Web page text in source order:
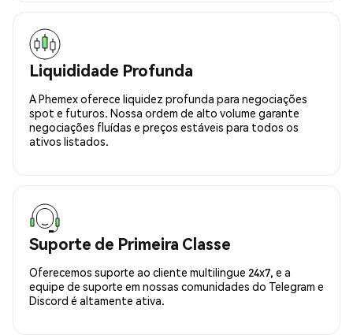
Liquididade Profunda
A Phemex oferece liquidez profunda para negociações
spot e futuros. Nossa ordem de alto volume garante
negociações fluídas e preços estáveis para todos os
ativos listados.
Suporte de Primeira Classe
Oferecemos suporte ao cliente multilingue 24x7, e a
equipe de suporte em nossas comunidades do Telegram e
Discord é altamente ativa.